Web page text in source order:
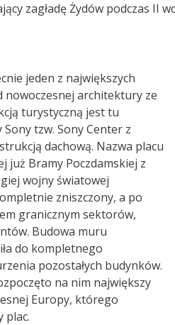
zagładę Żydów podczas II
jeden z największych
nowoczesnej architektury ze
turystyczną jest tu
tzw. Sony Center z
dachową. Nazwa placu
już Bramy Poczdamskiej z
wojny światowej
zniszczony, a po
granicznym sektorów,
Budowa muru
do kompletnego
pozostałych budynków.
na nim największy
Europy, którego
plac.